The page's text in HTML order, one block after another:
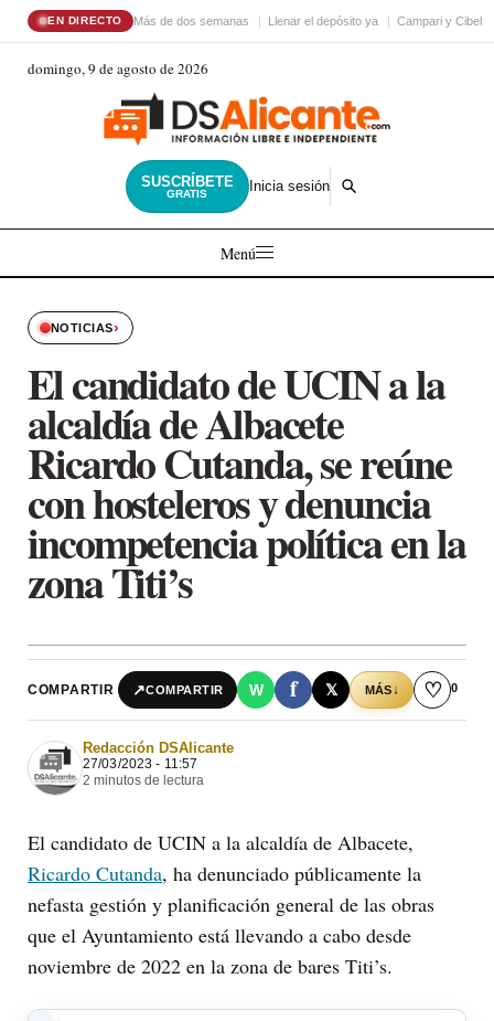
EN DIRECTO Más de dos semanas Llenar el depósito ya Campari y
domingo, 9 de agosto de 2026
SUSCRÍBETE
GRATIS Inicia sesión
Menú
NOTICIAS›
El candidato de UCIN a la
alcaldía de Albacete
Ricardo Cutanda, se reúne
con hosteleros y denuncia
incompetencia política en la
zona Titi’s
COMPARTIR ↗COMPARTIR W f 𝕏 MÁS↓ ♡ 0
Redacción DSAlicante
27/03/2023 - 11:57
2 minutos de lectura
El candidato de UCIN a la alcaldía de Albacete,
Ricardo Cutanda, ha denunciado públicamente la
nefasta gestión y planificación general de las obras
que el Ayuntamiento está llevando a cabo desde
noviembre de 2022 en la zona de bares Titi’s.